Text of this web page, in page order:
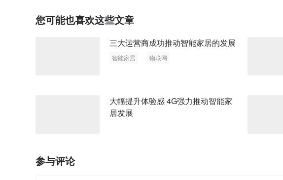
您可能也喜欢这些文章
三大运营商成功推动智能家居的发展
智能家居 物联网
大幅提升体验感 4G强力推动智能家
居发展
参与评论